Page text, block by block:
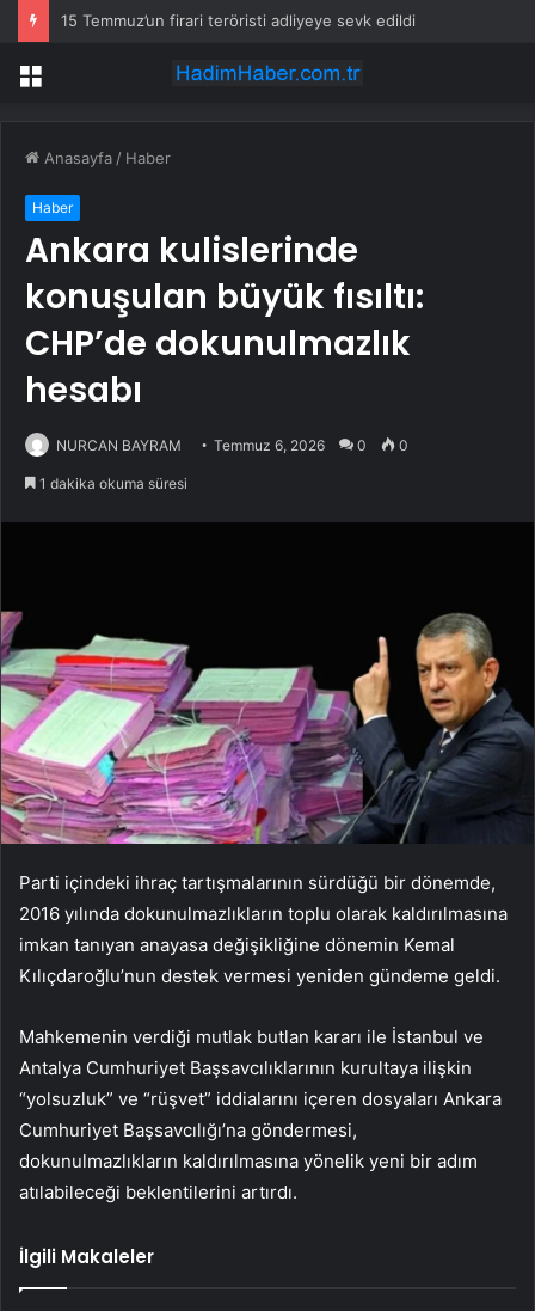
15 Temmuz’un firari teröristi adliyeye sevk edildi
Menü
Anasayfa / Haber
Haber
Ankara kulislerinde
konuşulan büyük fısıltı:
CHP’de dokunulmazlık
hesabı
NURCAN BAYRAM Temmuz 6, 2026 0 0
1 dakika okuma süresi
Parti içindeki ihraç tartışmalarının sürdüğü bir dönemde,
2016 yılında dokunulmazlıkların toplu olarak kaldırılmasına
imkan tanıyan anayasa değişikliğine dönemin Kemal
Kılıçdaroğlu’nun destek vermesi yeniden gündeme geldi.
Mahkemenin verdiği mutlak butlan kararı ile İstanbul ve
Antalya Cumhuriyet Başsavcılıklarının kurultaya ilişkin
“yolsuzluk” ve “rüşvet” iddialarını içeren dosyaları Ankara
Cumhuriyet Başsavcılığı’na göndermesi,
dokunulmazlıkların kaldırılmasına yönelik yeni bir adım
atılabileceği beklentilerini artırdı.
İlgili Makaleler